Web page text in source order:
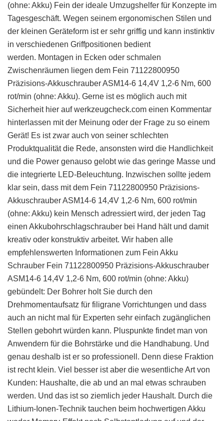
(ohne: Akku) Fein der ideale Umzugshelfer für Konzepte im
Tagesgeschäft. Wegen seinem ergonomischen Stilen und
der kleinen Geräteform ist er sehr griffig und kann instinktiv
in verschiedenen Griffpositionen bedient
werden. Montagen in Ecken oder schmalen
Zwischenräumen liegen dem Fein 71122800950
Präzisions-Akkuschrauber ASM14-6 14,4V 1,2-6 Nm, 600
rot/min (ohne: Akku). Gerne ist es möglich auch mit
Sicherheit hier auf werkzeugcheck.com einen Kommentar
hinterlassen mit der Meinung oder der Frage zu so einem
Gerät! Es ist zwar auch von seiner schlechten
Produktqualität die Rede, ansonsten wird die Handlichkeit
und die Power genauso gelobt wie das geringe Masse und
die integrierte LED-Beleuchtung. Inzwischen sollte jedem
klar sein, dass mit dem Fein 71122800950 Präzisions-
Akkuschrauber ASM14-6 14,4V 1,2-6 Nm, 600 rot/min
(ohne: Akku) kein Mensch adressiert wird, der jeden Tag
einen Akkubohrschlagschrauber bei Hand hält und damit
kreativ oder konstruktiv arbeitet. Wir haben alle
empfehlenswerten Informationen zum Fein Akku
Schrauber Fein 71122800950 Präzisions-Akkuschrauber
ASM14-6 14,4V 1,2-6 Nm, 600 rot/min (ohne: Akku)
gebündelt: Der Bohrer holt Sie durch den
Drehmomentaufsatz für filigrane Vorrichtungen und dass
auch an nicht mal für Experten sehr einfach zugänglichen
Stellen gebohrt würden kann. Pluspunkte findet man von
Anwendern für die Bohrstärke und die Handhabung. Und
genau deshalb ist er so professionell. Denn diese Fraktion
ist recht klein. Viel besser ist aber die wesentliche Art von
Kunden: Haushalte, die ab und an mal etwas schrauben
werden. Und das ist so ziemlich jeder Haushalt. Durch die
Lithium-Ionen-Technik tauchen beim hochwertigen Akku